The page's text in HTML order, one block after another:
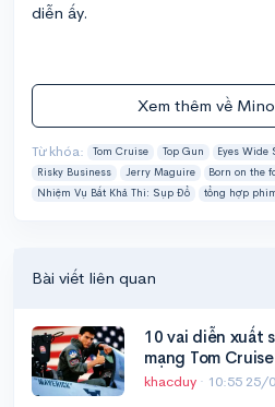
diễn ấy.
Xem thêm về
Từ khóa: Tom Cruise Top Gun Eyes Wide
Risky Business
Jerry Maguire Born on the
Nhiệm Vụ Bất Khả Thi: Sụp Đổ
tổng hợp
Bài viết liên quan
10 vai diễn xuất
mạng Tom
khacduy · 10:55 25/